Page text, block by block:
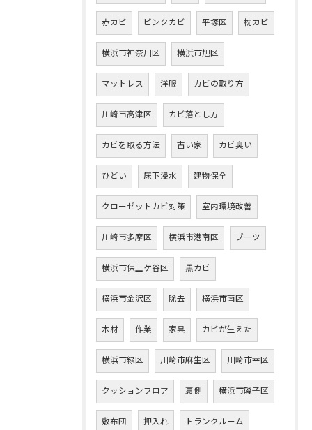
赤カビ ピンクカビ 平塚区 枕カビ
横浜市神奈川区 横浜市旭区
マットレス 洋服 カビの取り方
川崎市高津区 カビ落とし方
カビを取る方法 古い家 カビ臭い
ひどい 床下浸水 建物保全
クローゼットカビ対策 室内環境改善
川崎市多摩区 横浜市港南区 ブーツ
横浜市保土ケ谷区 黒カビ
横浜市金沢区 除去 横浜市南区
木材 作業 家具 カビが生えた
横浜市緑区 川崎市麻生区 川崎市幸区
クッションフロア 裏側 横浜市磯子区
敷布団 押入れ トランクルーム